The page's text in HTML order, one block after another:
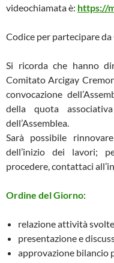
videochiamata è: https://
Codice per partecipare
Si ricorda che hanno
Comitato Arcigay
convocazione
della quota
dell’Assemblea.
Sarà possibile
dell’inizio dei lavori;
procedere, contattaci
Ordine del Giorno:
relazione attività
presentazione e
approvazione bilancio